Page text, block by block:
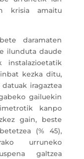
krisia amaitu
daramaten
ilunduta daude
kezka ditu,
iragaztea
gailuekin
kanpo
gain, beste
(% 45),
urruneko
galtzea